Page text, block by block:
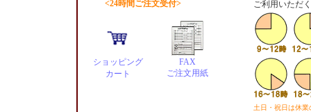
<24時間ご注文受付>
ショッピング
カート
FAX
ご注文用紙
ご利用いただ
土日・祝日は休